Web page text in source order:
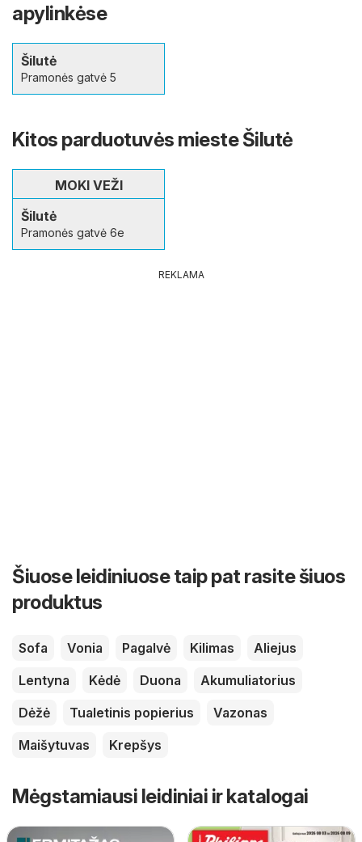
apylinkėse
Šilutė
Pramonės gatvė 5
Kitos parduotuvės mieste Šilutė
MOKI VEŽI
Šilutė
Pramonės gatvė 6e
REKLAMA
Šiuose leidiniuose taip pat rasite šiuos
produktus
Sofa Vonia Pagalvė Kilimas
Aliejus
Lentyna
Kėdė Duona
Akumuliatorius
Dėžė
Tualetinis popierius
Vazonas
Maišytuvas
Krepšys
Mėgstamiausi leidiniai ir katalogai